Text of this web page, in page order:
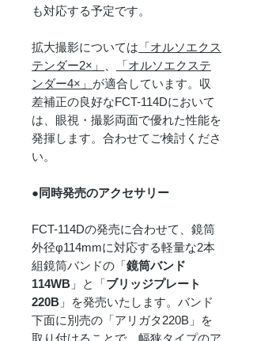
も対応する予定です。
拡大撮影については 「オルソエクス
テンダー2×」
「オルソエクステ
ンダー4×」 が適合しています。収
差補正の良好なFCT-114Dにおいて
は、眼視・撮影両面で優れた性能を
発揮します。合わせてご検討くださ
い。
●同時発売のアクセサリー
FCT-114Dの発売に合わせて、鏡筒
外径φ114mmに対応する軽量な2本
組鏡筒バンドの「鏡筒バンド
114WB 」と「ブリッジプレート
220B 」を発売いたします。バンド
下面に別売の「アリガタ220B」を
取り付けることで、幅狭タイプのア